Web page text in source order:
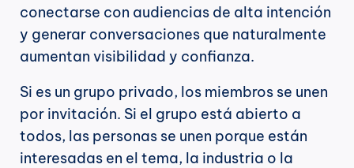
conectarse con audiencias de alta intención
y generar conversaciones que naturalmente
aumentan visibilidad y confianza.
Si es un grupo privado, los miembros se unen
por invitación. Si el grupo está abierto a
todos, las personas se unen porque están
interesadas en el tema, la industria o la